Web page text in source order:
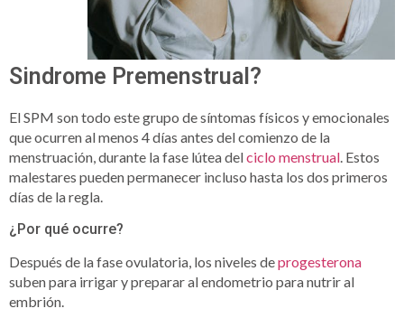
Sindrome Premenstrual?
El SPM son todo este grupo de síntomas físicos y emocionales
que ocurren al menos 4 días antes del comienzo de la
menstruación, durante la fase lútea delciclo menstrual. Estos
malestares pueden permanecer incluso hasta los dos primeros
días de la regla.
¿Por qué ocurre?
Después de la fase ovulatoria, los niveles deprogesterona
suben para irrigar y preparar al endometrio para nutrir al
embrión.